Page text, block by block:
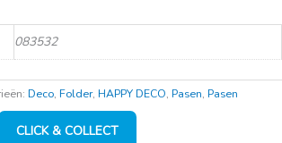
083532
Deco, Folder, HAPPY DECO, Pasen, Pasen
CLICK & COLLECT